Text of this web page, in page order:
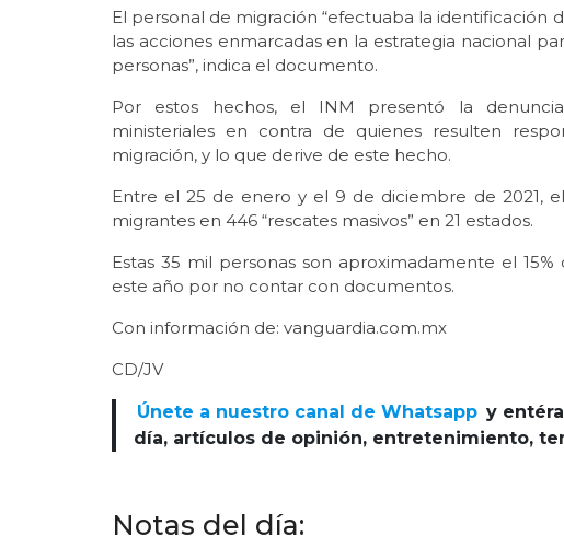
El personal de migración “efectuaba la identificación
las acciones enmarcadas en la estrategia nacional
personas”, indica el documento.
Por estos hechos, el INM presentó la
ministeriales en contra de quienes resulten
migración, y lo que derive de este hecho.
Entre el 25 de enero y el 9 de diciembre de 2021,
migrantes en 446 “rescates masivos” en 21 estados.
Estas 35 mil personas son aproximadamente el
este año por no contar con documentos.
Con información de: vanguardia.com.mx
CD/JV
Únete a nuestro canal de Whatsapp y
día, artículos de opinión, entretenimiento,
Notas del día: